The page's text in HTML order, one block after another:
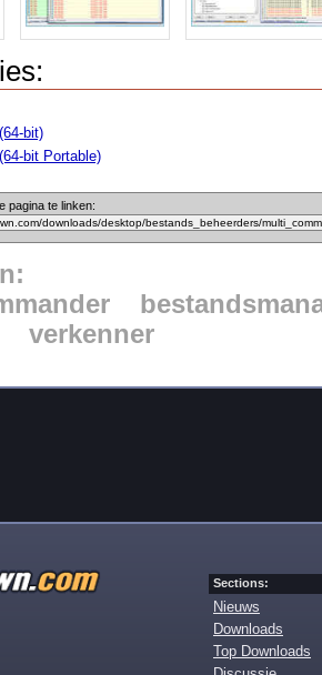
bit)
bit Portable)
pagina te linken:
verkenner
Sections:
Nieuws
Downloads
Top Downloads